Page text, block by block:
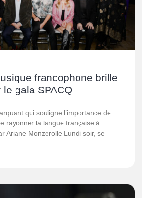
francophone brille
le gala SPACQ
qui souligne l’importance de
rayonner la langue française à
Ariane Monzerolle Lundi soir, se